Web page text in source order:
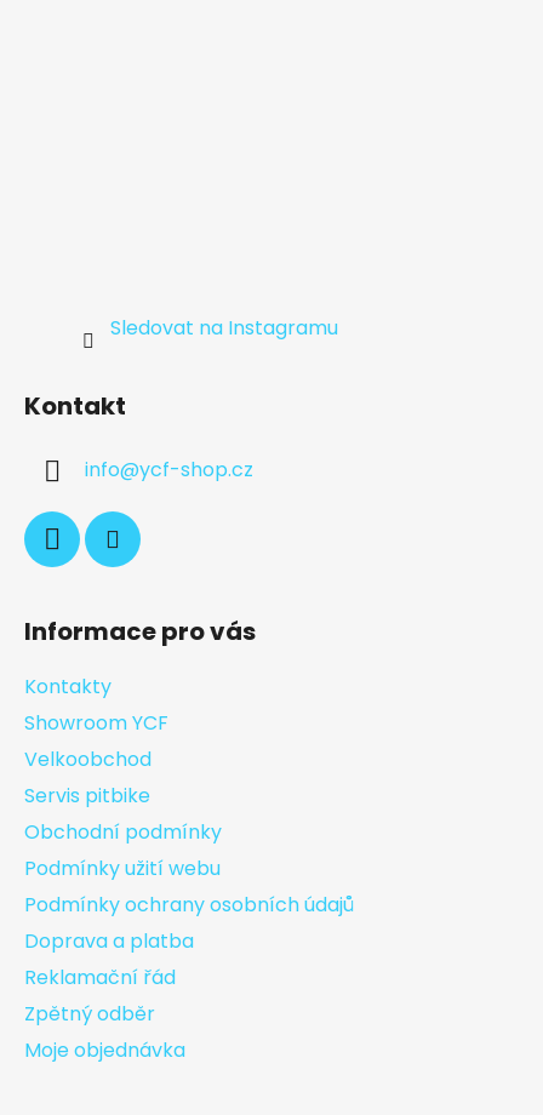
Sledovat na Instagramu
Kontakt
info@ycf-shop.cz
Informace pro vás
Kontakty
Showroom YCF
Velkoobchod
Servis pitbike
Obchodní podmínky
Podmínky užití webu
Podmínky ochrany osobních údajů
Doprava a platba
Reklamační řád
Zpětný odběr
Moje objednávka